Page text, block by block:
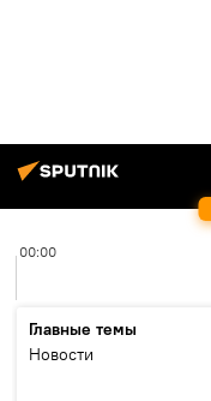
00:00
Главные темы
Новости